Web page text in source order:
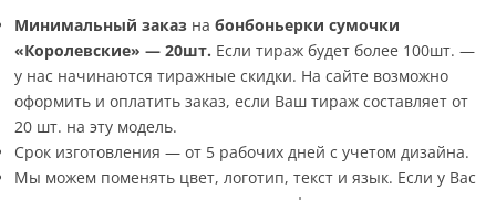
Минимальный заказ набонбоньерки сумочки
«Королевские» — 20шт. Если тираж будет более 100шт. —
у нас начинаются тиражные скидки. На сайте возможно
оформить и оплатить заказ, если Ваш тираж составляет от
20 шт. на эту модель.
Срок изготовления — от 5 рабочих дней с учетом дизайна.
Мы можем поменять цвет, логотип, текст и язык. Если у Вас